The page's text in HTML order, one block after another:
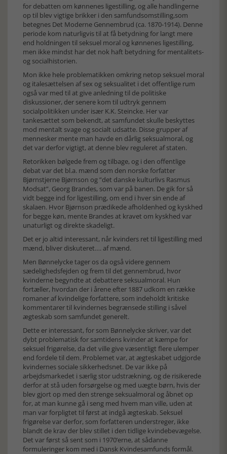
for debatten om kønnenes ligestilling, og alle handlingerne
op til blev vigtige brikker i den samfundsomstilling,som
betegnes Det Moderne Gennembrud (ca. 1870-1914). Denne
periode kom naturligvis til at få betydning for langt mere
end holdningen til seksuel moral og kønnenes ligestilling,
men ikke mindst har det nok haft betydning for mentalitets-
og socialhistorien.
Mon ikke hele problematikken omkring netop seksuel moral
og italesættelsen af sex og seksualitet i det offentlige rum
også var med til at give anledning til de politiske
diskussioner, der senere kom til udtryk gennem
socialpolitikken under især K.K. Steincke. Her var
tankesættet som bekendt, at samfundet skulle beskyttes
mod mentalt svage og socialt udsatte. Disse grupper af
mennesker mente man havde en dårlig seksualmoral, og
det var derfor vigtigt, at denne blev reguleret af staten.
Retorikken bølgede frem og tilbage, og i den offentlige
debat var det bl.a. mænd som den norske forfatter
Bjørnstjerne Bjørnson og ”det danske kulturlivs Rasmus
Modsat”, Georg Brandes, som var på banen. De gik for så
vidt begge ind for ligestilling, om end i hver sin ende af
skalaen. Hvor Bjørnson prædikede afholdenhed og kyskhed
for begge køn, mente Brandes at kravet om kyskhed var
unaturligt og direkte skadeligt.
Det er jo altid interessant, når kvinders ret til ligestilling med
mænd, bliver diskuteret…. af mænd.
Men Bønnelycke tager os da også videre gennem
sædelighedsfejden og frem til det gennembrud, hvor
kvinderne begyndte at debattere seksualmoral. Hun
fortæller, hvordan der i årene efter 1887 udkom en række
romaner af kvindelige forfattere, som indeholdt kritiske
kommentarer til kvindernes begrænsede stilling i såvel
ægteskab som samfundet generelt.
Dette er interessant, for som Bønnelycke skriver, var det
dybt problematisk for samtidens kvinder at kæmpe for
seksuel frigørelse, da det ville give væsentligt flere ulemper
end fordele til dem. Problemet var, at ægteskabet udgjorde
kvindernes sociale sikkerhedsnet. De var ikke på
arbejdsmarkedet i særlig stor udstrækning, og de risikerede
derfor at stå uden forsørgelse og med uægte børn, hvis der
blev gjort op med den strenge seksualmoral og åbnet op
for, at man kunne gå i seng med hvem man ville, uden at
man var forpligtet til først at indgå ægteskab. Seksuel
frigørelse var derfor, som forfatteren understreger, ikke
blandt de krav der blev stillet i den tidlige kvindebevægelse.
Det var først så sent som i 1970’erne, at sådanne
formuleringer kom med i Dansk Kvindesamfunds formål.